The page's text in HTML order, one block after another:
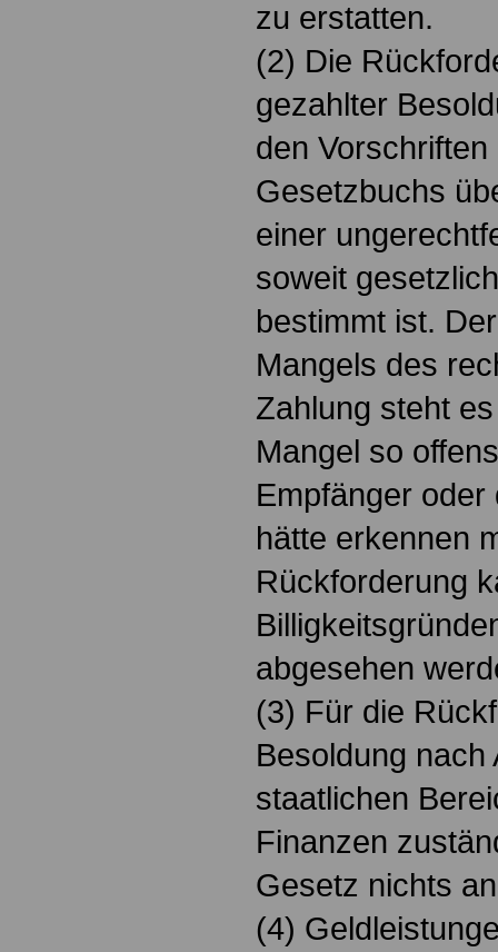
zu erstatten.
(2) Die
gezahlter
den
Gesetzbuchs
einer
soweit
bestimmt ist.
Mangels des
Zahlung steht
Mangel so
Empfänger
hätte erkennen
Rückforderung
abgesehen
(3) Für die
Besoldung nach
staatlichen
Finanzen
Gesetz nichts
(4)